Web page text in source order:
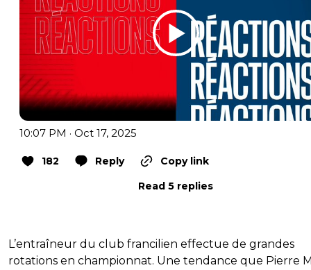
10:07 PM · Oct 17, 2025
182 Reply
Copy link
Read 5 replies
L’entraîneur du club francilien effectue de grandes
rotations en championnat. Une tendance que Pierre